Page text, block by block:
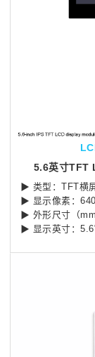
5.6英寸TFT
▶ 类型：TFT横
▶ 显示像素：
▶ 外形尺寸（
▶ 显示英寸：